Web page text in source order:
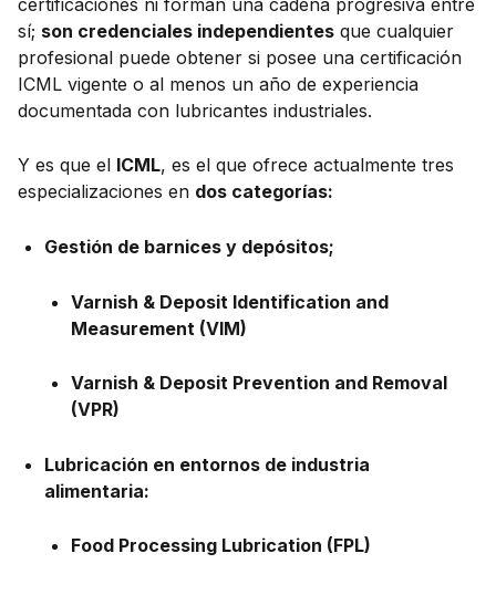
sí; son credenciales independientes que cualquier
profesional puede obtener si posee una certificación
ICML vigente o al menos un año de experiencia
documentada con lubricantes industriales.
Y es que el ICML, es el que ofrece actualmente tres
especializaciones en dos categorías:
Gestión de barnices y depósitos;
Varnish & Deposit Identification and
Measurement (VIM)
Varnish & Deposit Prevention and Removal
(VPR)
Lubricación en entornos de industria
alimentaria:
Food Processing Lubrication (FPL)